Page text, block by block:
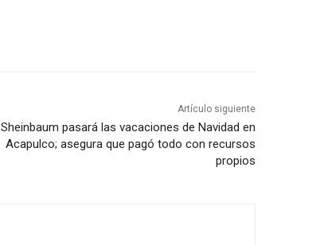
Artículo siguiente
Sheinbaum pasará las vacaciones de Navidad en
Acapulco; asegura que pagó todo con recursos
propios